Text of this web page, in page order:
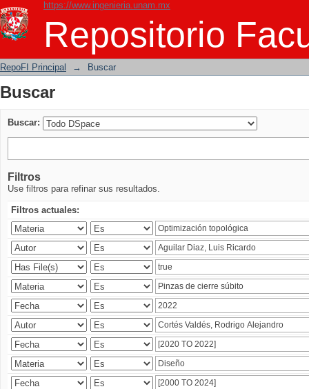
https://www.ingenieria.unam.mx
Repositorio
Buscar
RepoFI Principal → Buscar
Buscar
Buscar:
Filtros
Use filtros para refinar sus resultados.
Filtros actuales: